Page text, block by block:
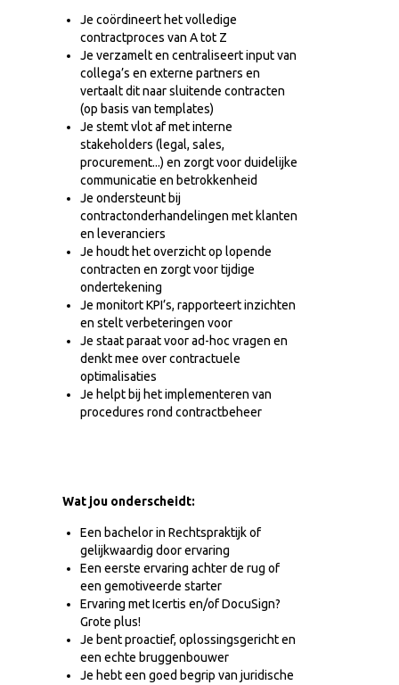
Je coördineert het volledige
contractproces van A tot Z
Je verzamelt en centraliseert input van
collega’s en externe partners en
vertaalt dit naar sluitende contracten
(op basis van templates)
Je stemt vlot af met interne
stakeholders (legal, sales,
procurement...) en zorgt voor duidelijke
communicatie en betrokkenheid
Je ondersteunt bij
contractonderhandelingen met klanten
en leveranciers
Je houdt het overzicht op lopende
contracten en zorgt voor tijdige
ondertekening
Je monitort KPI’s, rapporteert inzichten
en stelt verbeteringen voor
Je staat paraat voor ad-hoc vragen en
denkt mee over contractuele
optimalisaties
Je helpt bij het implementeren van
procedures rond contractbeheer
Wat jou onderscheidt:
Een bachelor in Rechtspraktijk of
gelijkwaardig door ervaring
Een eerste ervaring achter de rug of
een gemotiveerde starter
Ervaring met Icertis en/of DocuSign?
Grote plus!
Je bent proactief, oplossingsgericht en
een echte bruggenbouwer
Je hebt een goed begrip van juridische